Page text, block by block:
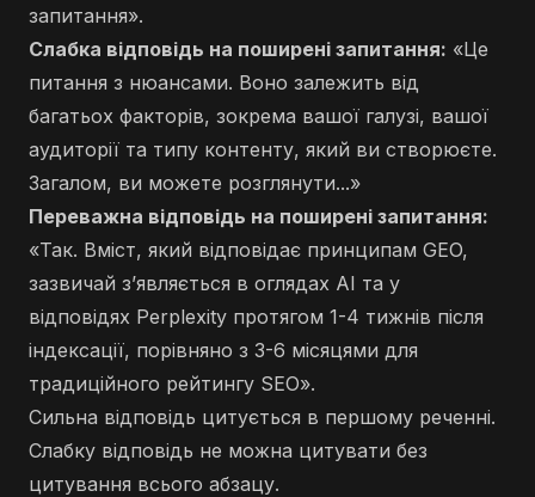
запитання».
Слабка відповідь на поширені запитання: «Це
питання з нюансами. Воно залежить від
багатьох факторів, зокрема вашої галузі, вашої
аудиторії та типу контенту, який ви створюєте.
Загалом, ви можете розглянути...»
Переважна відповідь на поширені запитання:
«Так. Вміст, який відповідає принципам GEO,
зазвичай з’являється в оглядах AI та у
відповідях Perplexity протягом 1-4 тижнів після
індексації, порівняно з 3-6 місяцями для
традиційного рейтингу SEO».
Сильна відповідь цитується в першому реченні.
Слабку відповідь не можна цитувати без
цитування всього абзацу.